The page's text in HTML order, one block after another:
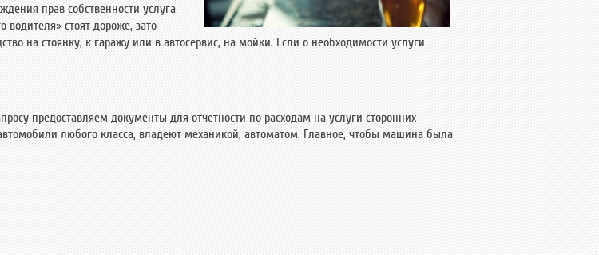
прав собственности услуга
водителя» стоят дороже, зато
на стоянку, к гаражу или в автосервис, на мойки. Если о необходимости услуги
предоставляем документы для отчетности по расходам на услуги сторонних
любого класса, владеют механикой, автоматом. Главное, чтобы машина была